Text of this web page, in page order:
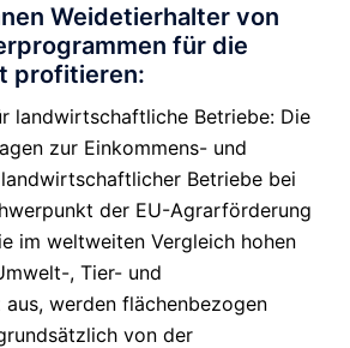
Weidetierhalter von
für die
profitieren:
landwirtschaftliche Betriebe: Die
zur Einkommens- und
Betriebe bei
der EU-Agrarförderung
im weltweiten Vergleich hohen
, Tier- und
werden flächenbezogen
von der